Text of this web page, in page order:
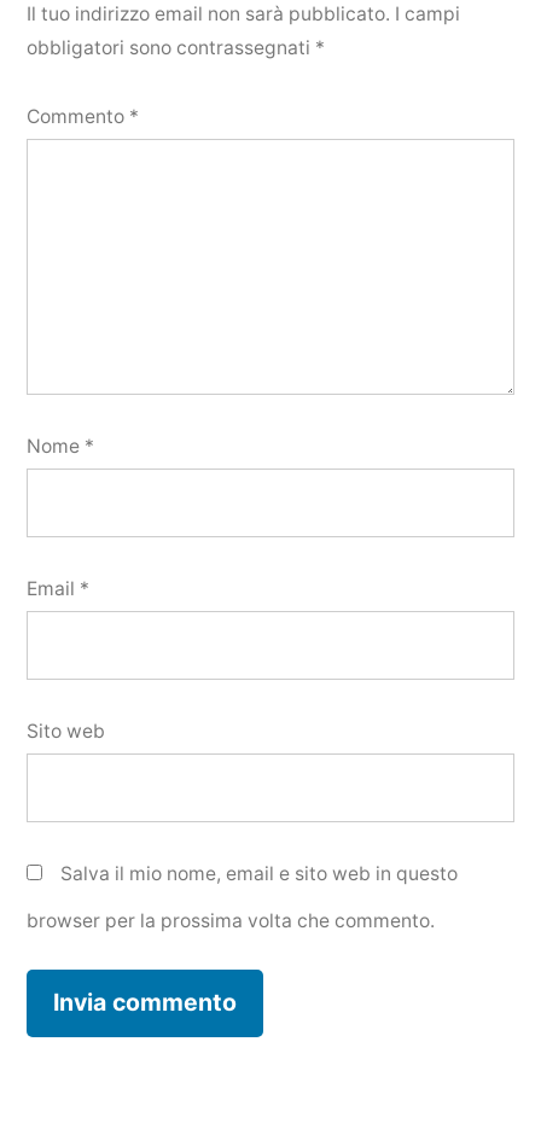
Il tuo indirizzo email non sarà pubblicato. I campi
obbligatori sono contrassegnati *
Commento *
Nome *
Email *
Sito web
Salva il mio nome, email e sito web in questo
browser per la prossima volta che commento.